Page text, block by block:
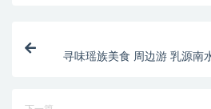
寻味瑶族美食 周边游 乳源南